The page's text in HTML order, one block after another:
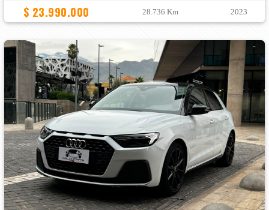
$ 23.990.000 28.736 Km 2023